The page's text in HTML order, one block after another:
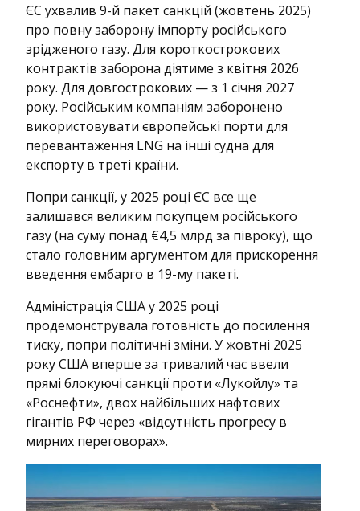
ЄС ухвалив 9-й пакет санкцій (жовтень 2025)
про повну заборону імпорту російського
зрідженого газу. Для короткострокових
контрактів заборона діятиме з квітня 2026
року. Для довгострокових — з 1 січня 2027
року. Російським компаніям заборонено
використовувати європейські порти для
перевантаження LNG на інші судна для
експорту в треті країни.
Попри санкції, у 2025 році ЄС все ще
залишався великим покупцем російського
газу (на суму понад €4,5 млрд за півроку), що
стало головним аргументом для прискорення
введення ембарго в 19-му пакеті.
Адміністрація США у 2025 році
продемонструвала готовність до посилення
тиску, попри політичні зміни. У жовтні 2025
року США вперше за тривалий час ввели
прямі блокуючі санкції проти «Лукойлу» та
«Роснефти», двох найбільших нафтових
гігантів РФ через «відсутність прогресу в
мирних переговорах».